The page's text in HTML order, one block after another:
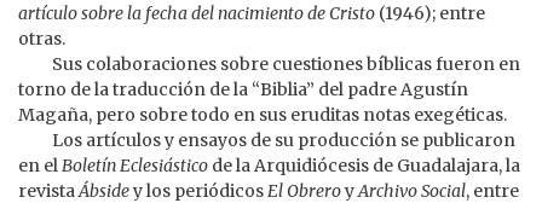
artículo sobre la fecha del nacimiento de Cristo (1946); entre
otras.
Sus colaboraciones sobre cuestiones bíblicas fueron en
torno de la traducción de la “Biblia” del padre Agustín
Magaña, pero sobre todo en sus eruditas notas exegéticas.
Los artículos y ensayos de su producción se publicaron
en elBoletín Eclesiástico de la Arquidiócesis de Guadalajara, la
revistaÁbsidey los periódicosEl ObreroyArchivo Social, entre